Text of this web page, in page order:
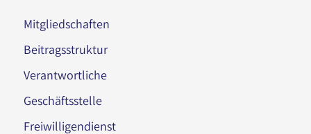
Mitgliedschaften
Beitragsstruktur
Verantwortliche
Geschäftsstelle
Freiwilligendienst